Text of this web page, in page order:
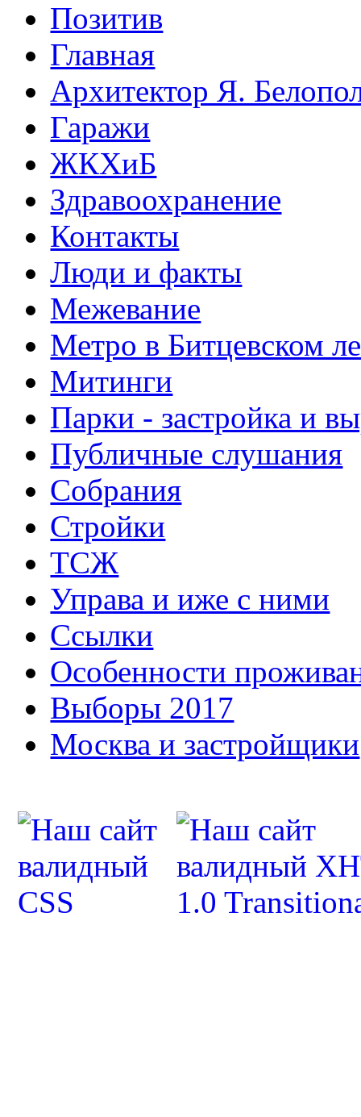
Позитив
Главная
Архитектор Я.
Гаражи
ЖКХиБ
Здравоохранение
Контакты
Люди и факты
Межевание
Метро в Битцевском
Митинги
Парки - застройка и
Публичные слушания
Собрания
Стройки
ТСЖ
Управа и иже с ними
Ссылки
Особенности
Выборы 2017
Москва и застройщики